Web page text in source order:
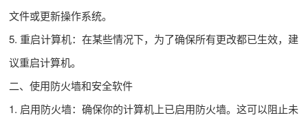
文件或更新操作系统。
5. 重启计算机：在某些情况下，为了确保所有更改都已生效，建
议重启计算机。
二、使用防火墙和安全软件
1. 启用防火墙：确保你的计算机上已启用防火墙。这可以阻止未